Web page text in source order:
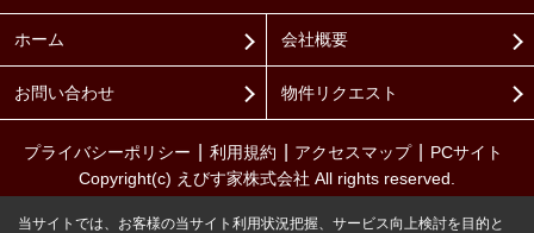
ホーム 会社概要
お問い合わせ 物件リクエスト
プライバシーポリシー 利用規約 アクセスマップ
PCサイト
Copyright(c) えびす家株式会社 All rights reserved.
当サイトでは、お客様の当サイト利用状況把握、サービス向上検討を目的と